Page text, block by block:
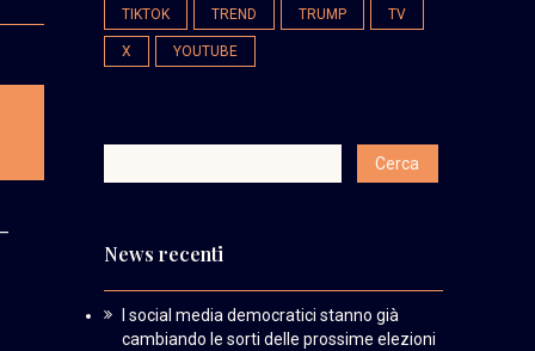
TIKTOK TREND TRUMP TV
X YOUTUBE
News recenti
I social media democratici stanno già
cambiando le sorti delle prossime elezioni